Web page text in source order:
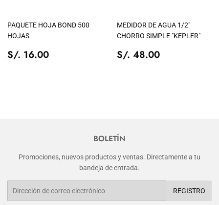
PAQUETE HOJA BOND 500
HOJAS
PRECIO
TIENDA
S/. 16.00
MEDIDOR DE AGUA 1/2"
CHORRO SIMPLE "KEPLER"
PRECIO
TIENDA
S/. 48.00
BOLETÍN
Promociones, nuevos productos y ventas. Directamente a tu
bandeja de entrada.
REGISTRO